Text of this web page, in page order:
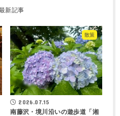
散策
2026.07.15
南藤沢・境川沿いの遊歩道「湘